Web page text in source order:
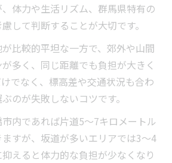
で健康も経済も充実
で得られる健康効果と距離の関
考える自転車通勤の距離最適化
非課税限度と自転車通勤距離の
は節約と健康維持にどう役立つ
体力や生活リズム、群馬県特有の
して判断することが大切です。
比較的平坦な一方で、郊外や山間
多く、同じ距離でも負担が大きく
でなく、標高差や交通状況も合わ
のが失敗しないコツです。
内であれば片道5～7キロメートル
すが、坂道が多いエリアでは3～4
えると体力的な負担が少なくなり